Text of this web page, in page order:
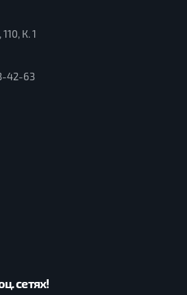
К. 1
42-63
сетях!